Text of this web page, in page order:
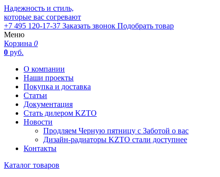
Надежность и стиль,
которые вас согревают
+7 495 120-17-37 Заказать звонок Подобрать товар
Меню
Корзина 0
0 руб.
О компании
Наши проекты
Покупка и доставка
Статьи
Документация
Стать дилером KZTO
Новости
Продляем Черную пятницу с Заботой о вас
Дизайн-радиаторы KZTO стали доступнее
Контакты
Каталог товаров